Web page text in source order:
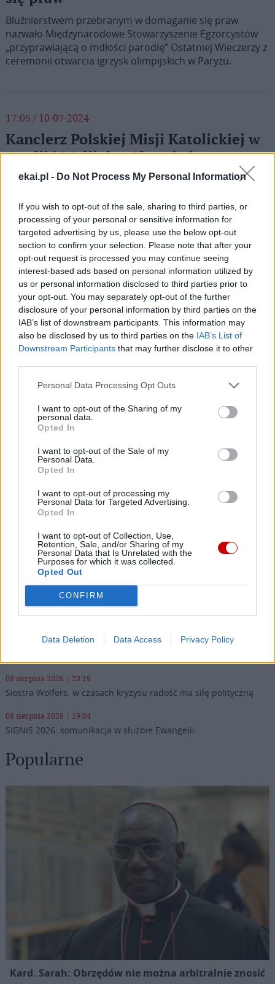
ekai.pl - Do Not Process My Personal Information
If you wish to opt-out of the sale, sharing to third parties, or
processing of your personal or sensitive information for
targeted advertising by us, please use the below opt-out
section to confirm your selection. Please note that after your
opt-out request is processed you may continue seeing
interest-based ads based on personal information utilized by
us or personal information disclosed to third parties prior to
your opt-out. You may separately opt-out of the further
disclosure of your personal information by third parties on the
IAB’s list of downstream participants. This information may
also be disclosed by us to third parties on the IAB’s List of
Downstream Participants that may further disclose it to other
Personal Data Processing Opt Outs
I want to opt-out of the Sharing of my
personal data.
Opted In
I want to opt-out of the Sale of my
Personal Data.
Opted In
I want to opt-out of processing my
Personal Data for Targeted Advertising.
Opted In
I want to opt-out of Collection, Use,
Retention, Sale, and/or Sharing of my
Personal Data that Is Unrelated with the
Purposes for which it was collected.
Opted Out
CONFIRM
Data Deletion Data Access Privacy Policy
Bluźnierstwem przebranym w domaganie się praw
nazwało Międzynarodowe Stowarzyszenie Egzorcystów
„przyprawiającą o mdłości parodię” Ostatniej Wieczerzy z
ceremonii otwarcia igrzysk olimpijskich w Paryżu.
17:05 / 10-07-2024
Kanclerz Polskiej Misji Katolickiej w
Anglii i Walii: ks. Glas nie jest
„polskim egzorcystą”
egzorcysty” czy „polskiego księdza” – a takie określenia
pojawiały się ostatnio w mediach – nie odpowiada
prawdzie – zwraca uwagę w rozmowie z KAI ks. Artur
Strzępka, kanclerz Polskiej Misji Katolickiej w Anglii i Walii.
Ks. Strzępka nie komentuje w żaden sposób sprawy
oskarżeń wysuwanych pod adresem ks. Piotra Glasa.
Wyjaśnia natomiast, że ks. Glas, choć posługuje się
polskim paszportem, od 22 lat należy do angielskiej
diecezji Portsmouth. Od wielu lat nie pełni posługi
egzorcysty. Ks. Strzępka podkreśla też, że nie należy
łączyć osoby ks. Glasa z pracą Polskiej Misji Katolickiej.
Najnowsze
09 sierpnia 2026 | 10:06
9 sierpnia Kościół wspomina św. Teresę Benedyktę od Krzyża –
Edytę Stein
09 sierpnia 2026 | 04:22
Kard. Timothy Radcliffe na odpuście u gdańskich dominikanów
08 sierpnia 2026 | 21:11
45 Kielecka Piesza Pielgrzymka na Jasną Górę
08 sierpnia 2026 | 21:07
08 sierpnia 2026 | 20:19
Siostra Wolfers: w czasach kryzysu radość ma siłę polityczną
08 sierpnia 2026 | 19:04
SIGNIS 2026: komunikacja w służbie Ewangelii
Popularne
Kard. Sarah: Obrzędów nie można arbitralnie znosić